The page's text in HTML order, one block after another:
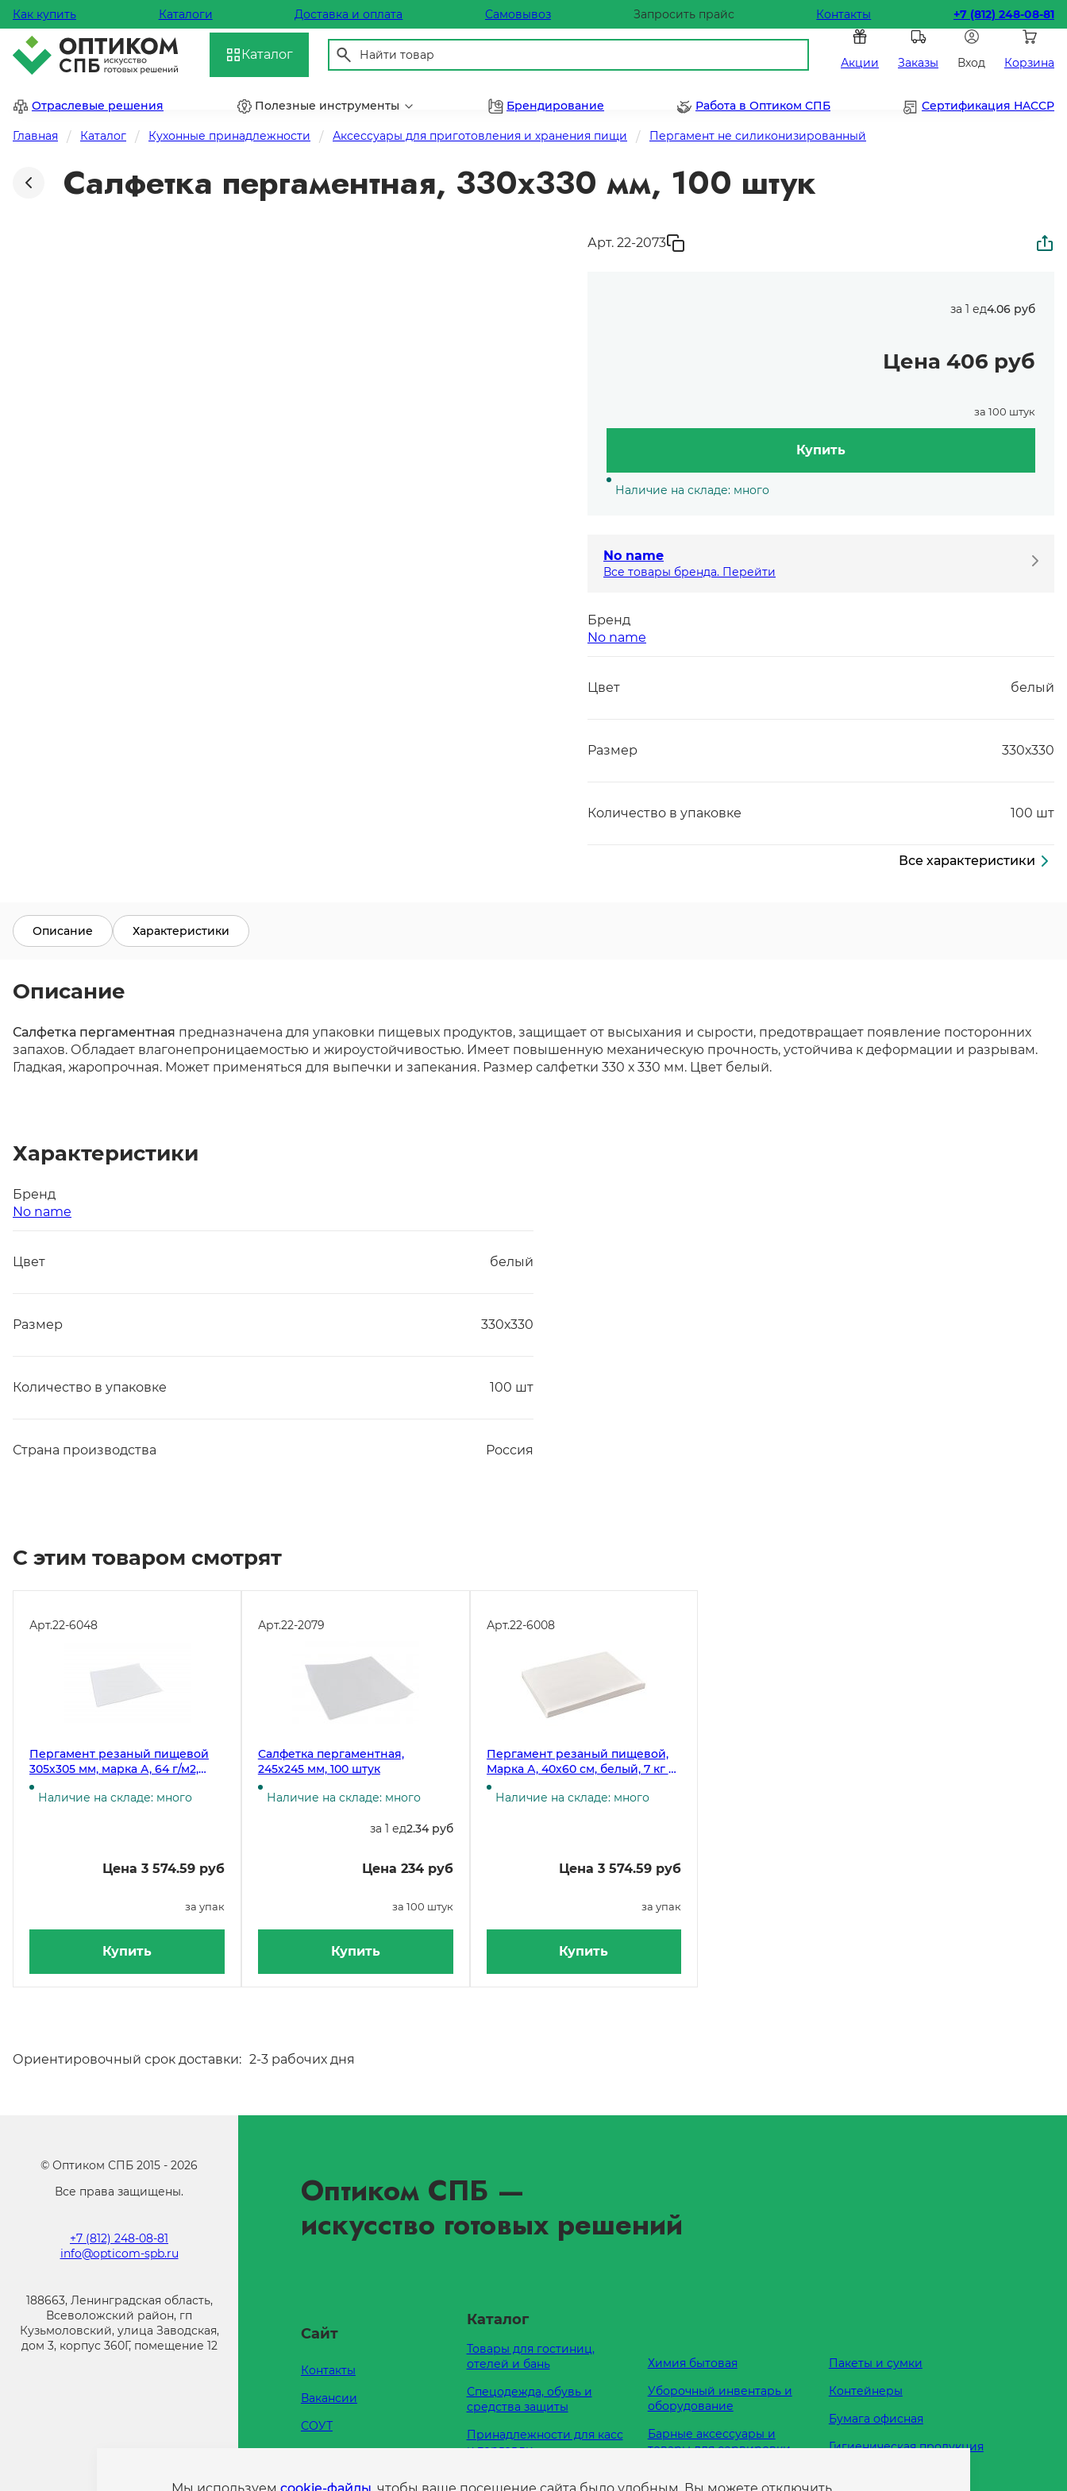
Как купить Каталоги Доставка и оплата Самовывоз Запросить прайс Контакты +7 (812) 248-08-81
Каталог
Акции Заказы Вход Корзина
Отраслевые решения Полезные инструменты Брендирование Работа в Оптиком СПБ Сертификация HACCP
Главная Каталог Кухонные принадлежности Аксессуары для приготовления и хранения пищи Пергамент не силиконизированный
Салфетка пергаментная, 330х330 мм, 100 штук
Арт. 22-2073
за 1 ед4.06 руб
Цена 406 руб
за 100 штук
Купить
Наличие на складе: много
No name
Все товары бренда. Перейти
Бренд
No name
Цвет белый
Размер 330х330
Количество в упаковке 100 шт
Все характеристики
Описание Характеристики
Описание
Салфетка пергаментная предназначена для упаковки пищевых продуктов, защищает от высыхания и сырости, предотвращает появление посторонних
запахов. Обладает влагонепроницаемостью и жироустойчивостью. Имеет повышенную механическую прочность, устойчива к деформации и разрывам.
Гладкая, жаропрочная. Может применяться для выпечки и запекания. Размер салфетки 330 х 330 мм. Цвет белый.
Характеристики
Бренд
No name
Цвет белый
Размер 330х330
Количество в упаковке 100 шт
Страна производства Россия
С этим товаром смотрят
Арт.22-6048
Пергамент резаный пищевой
305х305 мм, марка А, 64 г/м2,
(~1176 листов), 7 кг
Наличие на складе: много
Цена 3 574.59 руб
за упак
Купить
Арт.22-2079
Салфетка пергаментная,
245х245 мм, 100 штук
Наличие на складе: много
за 1 ед2.34 руб
Цена 234 руб
за 100 штук
Купить
Арт.22-6008
Пергамент резаный пищевой,
Марка А, 40х60 см, белый, 7 кг в
коробке
Наличие на складе: много
Цена 3 574.59 руб
за упак
Купить
Ориентировочный срок доставки: 2-3 рабочих дня
© Оптиком СПБ 2015 - 2026
Все права защищены.
+7 (812) 248-08-81
info@opticom-spb.ru
188663, Ленинградская область,
Всеволожский район, гп
Кузьмоловский, улица Заводская,
дом 3, корпус 360Г, помещение 12
Оптиком СПБ —
искусство готовых решений
Сайт
Контакты
Вакансии
СОУТ
Напишите нам
Каталог
Товары для гостиниц,
отелей и бань
Спецодежда, обувь и
средства защиты
Принадлежности для касс
и торговли
Химия бытовая
Уборочный инвентарь и
оборудование
Барные аксессуары и
товары для сервировки
Пакеты и сумки
Контейнеры
Бумага офисная
Гигиеническая продукция